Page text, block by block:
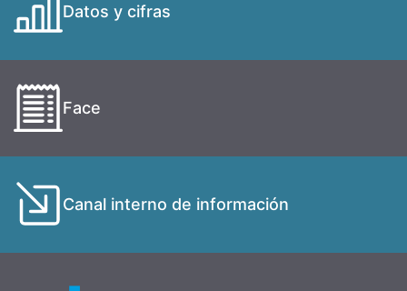
Datos y cifras
Face
Canal interno de información